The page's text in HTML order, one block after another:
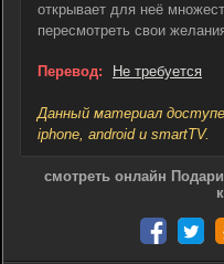
открывает для неё
пересмотреть свои
Перевод: Не требуется
Данный материал
iphone, android и smartTV.
смотреть онлайн